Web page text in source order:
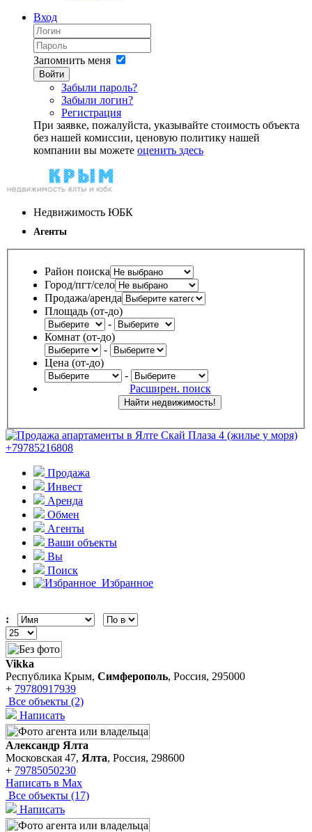
Вход
Запомнить меня
Войти
Забыли пароль?
Забыли логин?
Регистрация
При заявке, пожалуйста, указывайте стоимость объекта
без нашей комиссии, ценовую политику нашей
компании вы можете оценить здесь
Недвижимость ЮБК
Агенты
Район поиска
Город/пгт/село
Продажа/аренда
Площадь (от-до)
-
Комнат (от-до)
-
Цена (от-до)
-
Расширен. поиск
Продажа
Инвест
Аренда
Обмен
Агенты
Ваши объекты
Вы
Поиск
Избранное
:
Vikka
Республика Крым, Симферополь, Россия, 295000
+ 79780917939
Все объекты (2)
Написать
Александр Ялта
Московская 47, Ялта, Россия, 298600
+ 79785050230
Написать в Max
Все объекты (17)
Написать